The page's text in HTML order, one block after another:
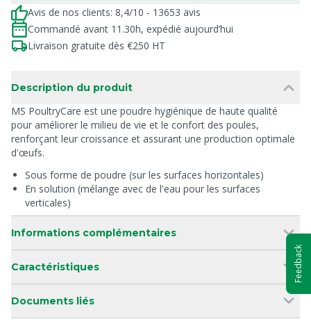
Avis de nos clients: 8,4/10 - 13653 avis
Commandé avant 11.30h, expédié aujourd’hui
Livraison gratuite dès €250 HT
Description du produit
MS PoultryCare est une poudre hygiénique de haute qualité
pour améliorer le milieu de vie et le confort des poules,
renforçant leur croissance et assurant une production optimale
d'œufs.
Sous forme de poudre (sur les surfaces horizontales)
En solution (mélange avec de l'eau pour les surfaces
verticales)
Informations complémentaires
Caractéristiques
Documents liés
Feedback